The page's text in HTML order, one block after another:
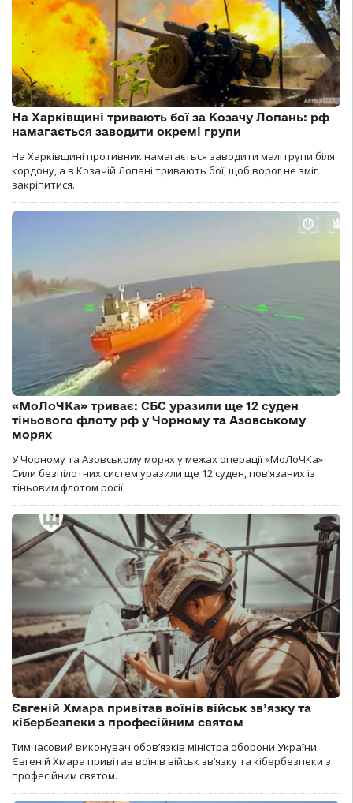
На Харківщині тривають бої за Козачу Лопань: рф
намагається заводити окремі групи
На Харківщині противник намагається заводити малі групи біля
кордону, а в Козачій Лопані тривають бої, щоб ворог не зміг
закріпитися.
«МоЛоЧКа» триває: СБС уразили ще 12 суден
тіньового флоту рф у Чорному та Азовському
морях
У Чорному та Азовському морях у межах операції «МоЛоЧКа»
Сили безпілотних систем уразили ще 12 суден, пов’язаних із
тіньовим флотом росії.
Євгеній Хмара привітав воїнів військ зв’язку та
кібербезпеки з професійним святом
Тимчасовий виконувач обов’язків міністра оборони України
Євгеній Хмара привітав воїнів військ зв’язку та кібербезпеки з
професійним святом.